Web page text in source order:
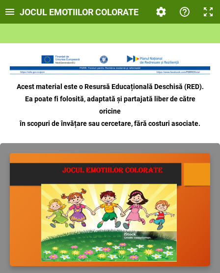
JOCUL EMOTIILOR COLORATE
Acest material este o Resursă Educațională Deschisă (RED).
Ea poate fi folosită, adaptată și partajată liber de către
oricine
în scopuri de învățare sau cercetare, fără costuri asociate.